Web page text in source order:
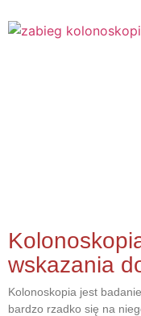
wskazania
Kolonoskopia jest
bardzo rzadko się na